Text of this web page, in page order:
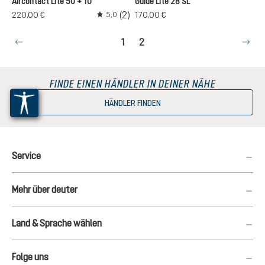
220,00 €
Durchschnittliche Bewertung von 5 von 5
5,0 (2) 170,00 €
Seite
1 Seite
2
FINDE EINEN HÄNDLER IN DEINER NÄHE
HÄNDLER FINDEN
Service
Mehr über deuter
Land & Sprache wählen
Folge uns